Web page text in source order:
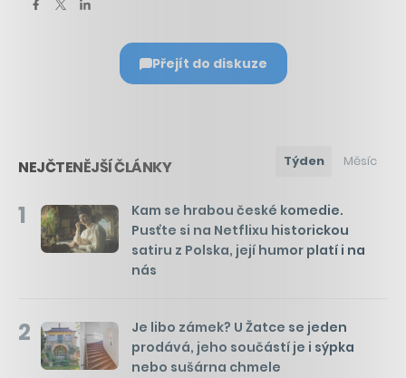
Přejít do diskuze
NEJČTENĚJŠÍ ČLÁNKY Týden Měsíc
1
Kam se hrabou české komedie.
Pusťte si na Netflixu historickou
satiru z Polska, její humor platí i na
nás
2
Je libo zámek? U Žatce se jeden
prodává, jeho součástí je i sýpka
nebo sušárna chmele